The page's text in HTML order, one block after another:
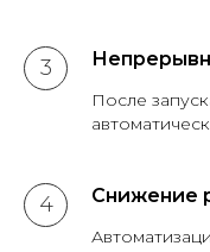
После
Снижение